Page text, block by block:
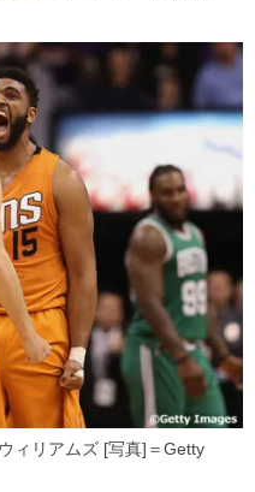
ィリアムズ [写真]＝Getty